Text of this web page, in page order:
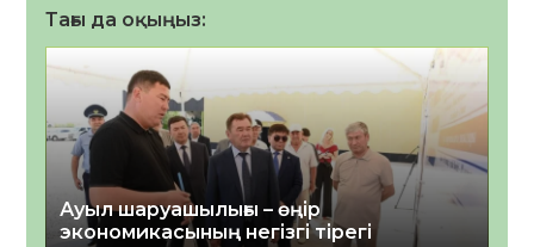
Тағы да оқыңыз:
Ауыл шаруашылығы – өңір
экономикасының негізгі тірегі